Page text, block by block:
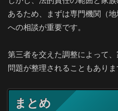
あるため、まずは専門機関（地
への相談が重要です。
第三者を交えた調整によって
問題が整理されることもありま
まとめ